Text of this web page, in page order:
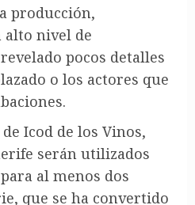
producción,
alto nivel de
pocos detalles
o los actores que
Icod de los Vinos,
serán utilizados
al menos dos
que se ha convertido